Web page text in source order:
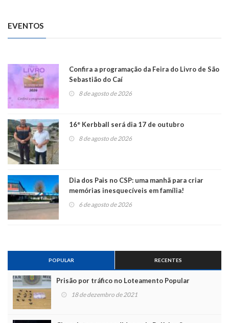
EVENTOS
Confira a programação da Feira do Livro de São
Sebastião do Caí
8 de agosto de 2026
16° Kerbball será dia 17 de outubro
8 de agosto de 2026
Dia dos Pais no CSP: uma manhã para criar
memórias inesquecíveis em família!
6 de agosto de 2026
POPULAR RECENTES
Prisão por tráfico no Loteamento Popular
18 de dezembro de 2021